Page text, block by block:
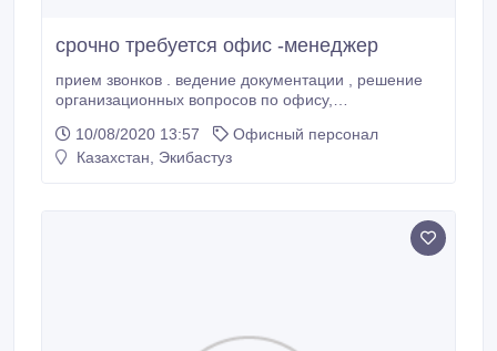
срочно требуется офис -менеджер
прием звонков . ведение документации , решение
организационных вопросов по офису,
10/08/2020 13:57
Офисный персонал
Казахстан, Экибастуз